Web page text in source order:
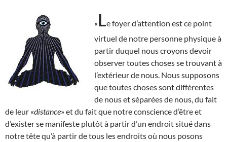
«Le foyer d’attention est ce point
virtuel de notre personne physique à
partir duquel nous croyons devoir
observer toutes choses se trouvant à
l’extérieur de nous. Nous supposons
que toutes choses sont différentes
de nous et séparées de nous, du fait
de leur «distance» et du fait que notre conscience d’être et
d’exister se manifeste plutôt à partir d’un endroit situé dans
notre tête qu’à partir de tous les endroits où nous posons